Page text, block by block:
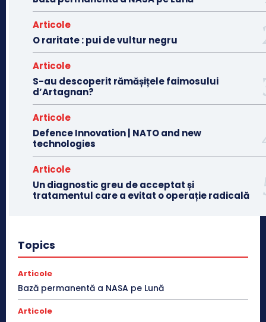
Articole
O raritate : pui de vultur negru
Articole
S-au descoperit rămășițele faimosului
d’Artagnan?
Articole
Defence Innovation | NATO and new
technologies
Articole
Un diagnostic greu de acceptat și
tratamentul care a evitat o operație radicală
Topics
Articole
Bază permanentă a NASA pe Lună
Articole